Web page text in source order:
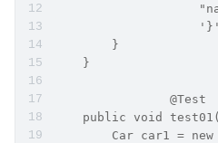
        }
    }
		@Test
public void
Car car1 = new